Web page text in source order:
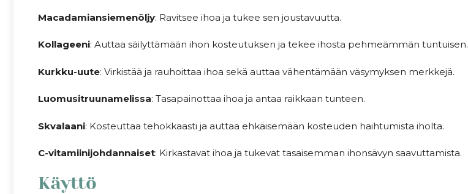
Macadamiansiemenöljy: Ravitsee ihoa ja tukee sen joustavuutta.
Kollageeni: Auttaa säilyttämään ihon kosteutuksen ja tekee ihosta pehmeämmän tuntuisen.
Kurkku-uute: Virkistää ja rauhoittaa ihoa sekä auttaa vähentämään väsymyksen merkkejä.
Luomusitruunamelissa: Tasapainottaa ihoa ja antaa raikkaan tunteen.
Skvalaani: Kosteuttaa tehokkaasti ja auttaa ehkäisemään kosteuden haihtumista iholta.
C-vitamiinijohdannaiset: Kirkastavat ihoa ja tukevat tasaisemman ihonsävyn saavuttamista.
Käyttö